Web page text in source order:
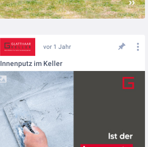
vor 1 Jahr
Innenputz im Keller